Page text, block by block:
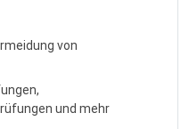
von
und mehr